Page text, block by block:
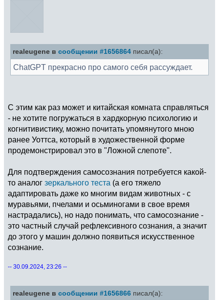
realeugene в сообщении #1656864 писал(а):
ChatGPT прекрасно про самого себя рассуждает.
С этим как раз может и китайская комната справляться
- не хотите погружаться в хардкорную психологию и
когнитивистику, можно почитать упомянутого мною
ранее Уоттса, который в художественной форме
продемонстрировал это в "Ложной слепоте".
Для подтверждения самосознания потребуется какой-
то аналог зеркального теста (а его тяжело
адаптировать даже ко многим видам животных - с
муравьями, пчелами и осьминогами в свое время
настрадались), но надо понимать, что самосознание -
это частный случай рефлексивного сознания, а значит
до этого у машин должно появиться искусственное
сознание.
-- 30.09.2024, 23:26 --
realeugene в сообщении #1656866 писал(а):